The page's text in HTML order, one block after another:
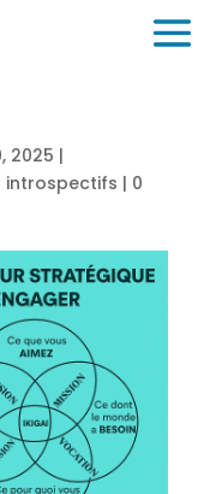
2025 |
introspectifs | 0